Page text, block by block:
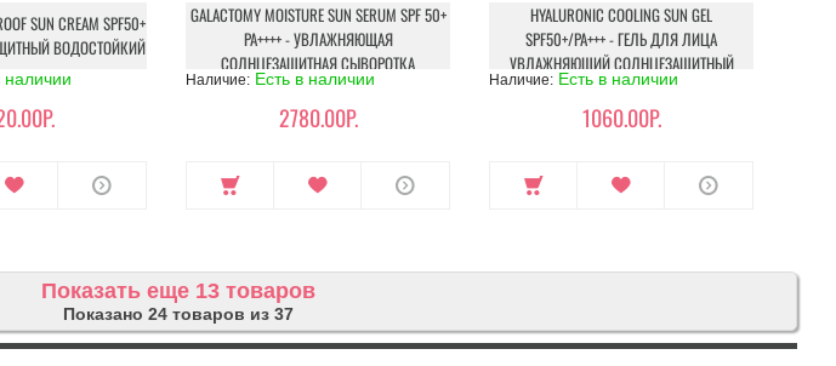
SUN CREAM SPF50+
ВОДОСТОЙКИЙ
наличии
GALACTOMY MOISTURE SUN SERUM SPF 50+
PA++++ - УВЛАЖНЯЮЩАЯ
СОЛНЦЕЗАЩИТНАЯ СЫВОРОТКА
Наличие: Есть в наличии
2780.00Р.
HYALURONIC COOLING SUN GEL
SPF50+/PA+++ - ГЕЛЬ ДЛЯ ЛИЦА
УВЛАЖНЯЮЩИЙ СОЛНЦЕЗАЩИТНЫЙ
Наличие: Есть в наличии
1060.00Р.
Показать еще 13 товаров
Показано 24 товаров из 37